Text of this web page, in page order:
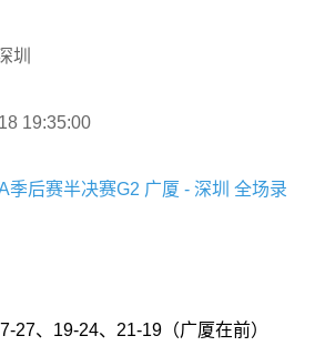
圳
19:35:00
季后赛半决赛G2 广厦 - 深圳 全场录
27、19-24、21-19（广厦在前）